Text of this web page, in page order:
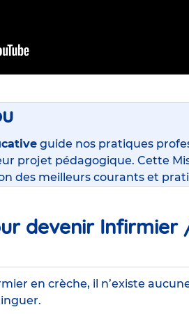
guide nos pratiques
projet pédagogique. Cette
des meilleurs courants et
devenir Infirmier
en crèche, il n’existe